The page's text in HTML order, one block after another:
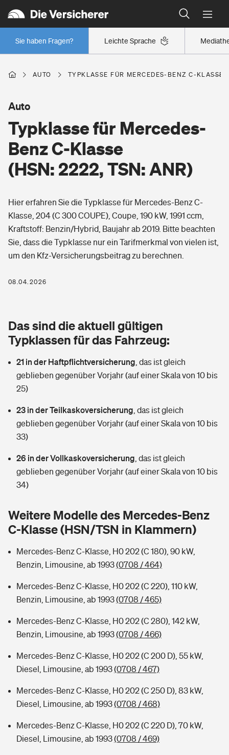
Leichte Sprache
Sie haben Fragen?
Wer versichert was: Jetzt Versicherer finden
Regionalklassen: So ist Ihre Region eingestuft
Wer versichert was: Jetzt Versicherer finden
Berufsunfähigkeitsversicherung
Arbeitsrechtsschutz
Berufshaftpflichtversicherung
Rentenrechner: Wie viel Geld bekomme ich im Alter?
Wer versichert was: Jetzt Versicherer finden
Sie haben Fragen?
Wohnen
Wohngebäudeversicherung
Hausratversicherung
Elementarversicherung
Photovoltaik
Wärmepumpen versichern
Vermieterrrechtsschutz
Mietkautionsversicherung
Restkreditversicherung
Zur Übersicht
Hochwasser-Check: Wie gefährdet ist Ihr Haus?
Wer versichert was: Jetzt Versicherer finden
Sie haben Fragen?
Pri­vate Haft­pflicht­
Rechts­schutz­ver­si­che­rung
Kinderunfall­ver­si­che­rung
Reiseversicherung
Handyversicherung
Private Cyberversicherung
Musikinstrumentenversicherung
Typklassen: So ist Ihr Auto eingestuft
Sie haben Fragen?
Gesundheit
Private Krankenversicherung
Tierkrankenversicherung
Zur Übersicht
Wer versichert was: Jetzt Versicherer finden
Sie haben Fragen?
Rentenrechner: Wie viel Geld bekomme ich im Alter?
AUTO TYPKLASSE FÜR MERCEDES-BENZ C-
Typklasse für Mercedes-
Benz C-Klasse
(HSN: 2222, TSN: ANR)
Auto
Hier erfahren Sie die Typklasse für Mercedes-Benz C-
Klasse, 204 (C 300 COUPE), Coupe, 190 kW, 1991 ccm,
Kraftstoff: Benzin/Hybrid, Baujahr ab 2019. Bitte beachten
Sie, dass die Typklasse nur ein Tarifmerkmal von vielen ist,
um den Kfz-Versicherungsbeitrag zu berechnen.
08.04.2026
Das sind die aktuell gültigen
Typklassen für das Fahrzeug:
21 in der Haftpflichtversicherung das ist gleich
geblieben gegenüber Vorjahr (auf einer Skala von 10 bis
25)
23 in der Teilkaskoversicherung das ist gleich
geblieben gegenüber Vorjahr (auf einer Skala von 10 bis
33)
26 in der Vollkaskoversicherung das ist gleich
geblieben gegenüber Vorjahr (auf einer Skala von 10 bis
34)
Weitere Modelle des Mercedes-Benz
C-Klasse (HSN/TSN in Klammern)
Mercedes-Benz C-Klasse, H0 202 (C 180), 90 kW,
Benzin, Limousine, ab 1993(0708 / 464)
Mercedes-Benz C-Klasse, H0 202 (C 220), 110 kW,
Benzin, Limousine, ab 1993(0708 / 465)
Mercedes-Benz C-Klasse, H0 202 (C 280), 142 kW,
Benzin, Limousine, ab 1993(0708 / 466)
Mercedes-Benz C-Klasse, H0 202 (C 200 D), 55 kW,
Diesel, Limousine, ab 1993(0708 / 467)
Mercedes-Benz C-Klasse, H0 202 (C 250 D), 83 kW,
Diesel, Limousine, ab 1993(0708 / 468)
Mercedes-Benz C-Klasse, H0 202 (C 220 D), 70 kW,
Diesel, Limousine, ab 1993(0708 / 469)